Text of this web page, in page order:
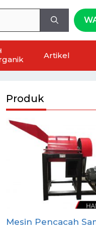
Artikel
Produk
Mesin Pencacah